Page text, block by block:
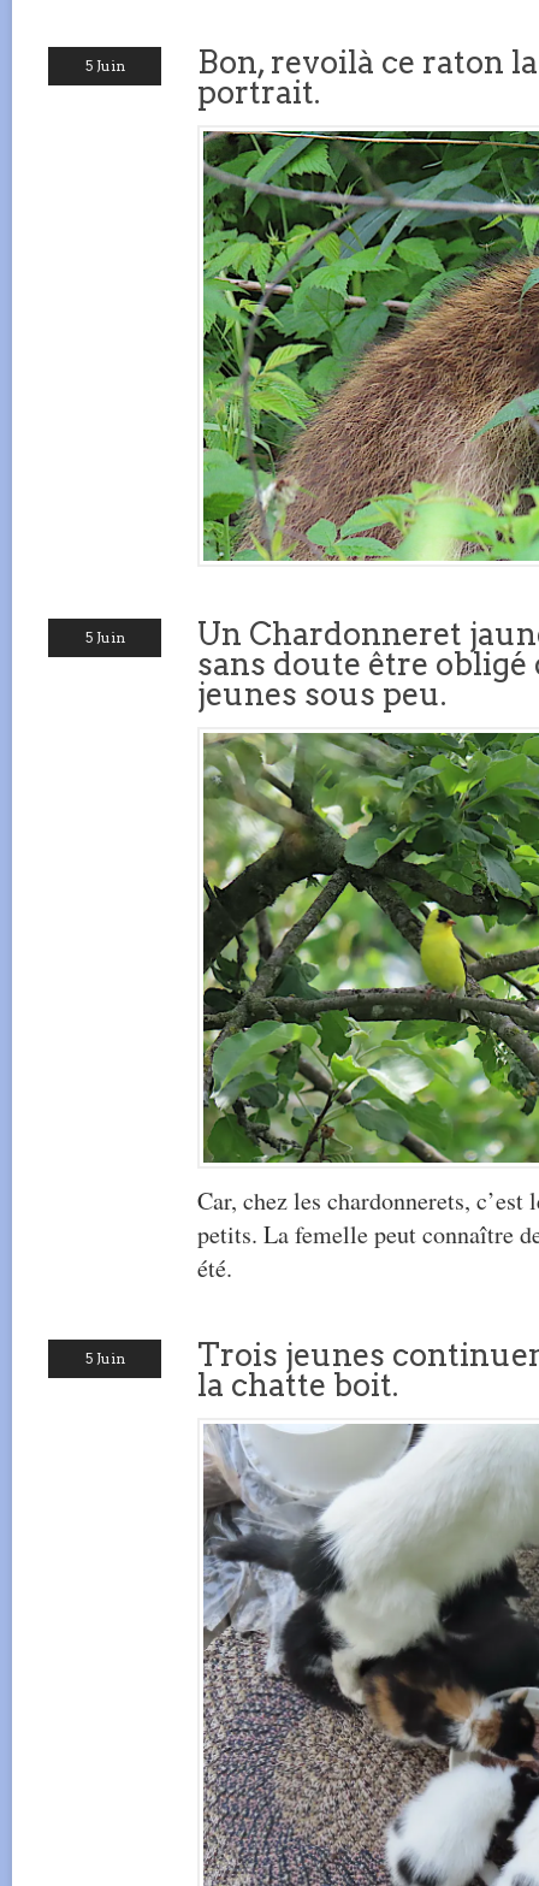
5 Juin
Bon, revoilà ce raton
portrait.
5 Juin
Un Chardonneret
sans doute être
jeunes sous peu.
Car, chez les chardonnerets,
petits. La femelle peut connaître
été.
5 Juin
Trois jeunes
la chatte boit.